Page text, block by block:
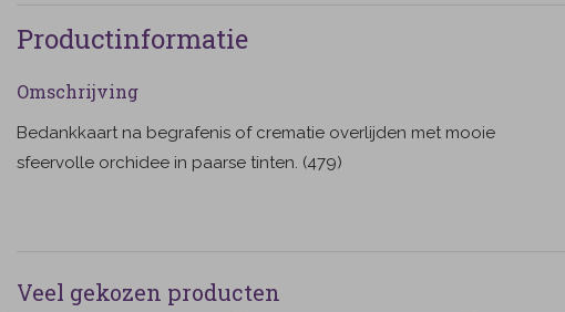
Productinformatie
Omschrijving
Bedankkaart na begrafenis of crematie overlijden met mooie
sfeervolle orchidee in paarse tinten. (479)
Veel gekozen producten